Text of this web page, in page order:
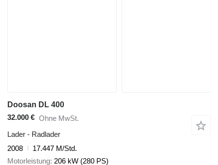
Doosan DL 400
32.000 € Ohne MwSt.
Lader - Radlader
2008
17.447 M/Std.
Motorleistung 206 kW (280 PS)